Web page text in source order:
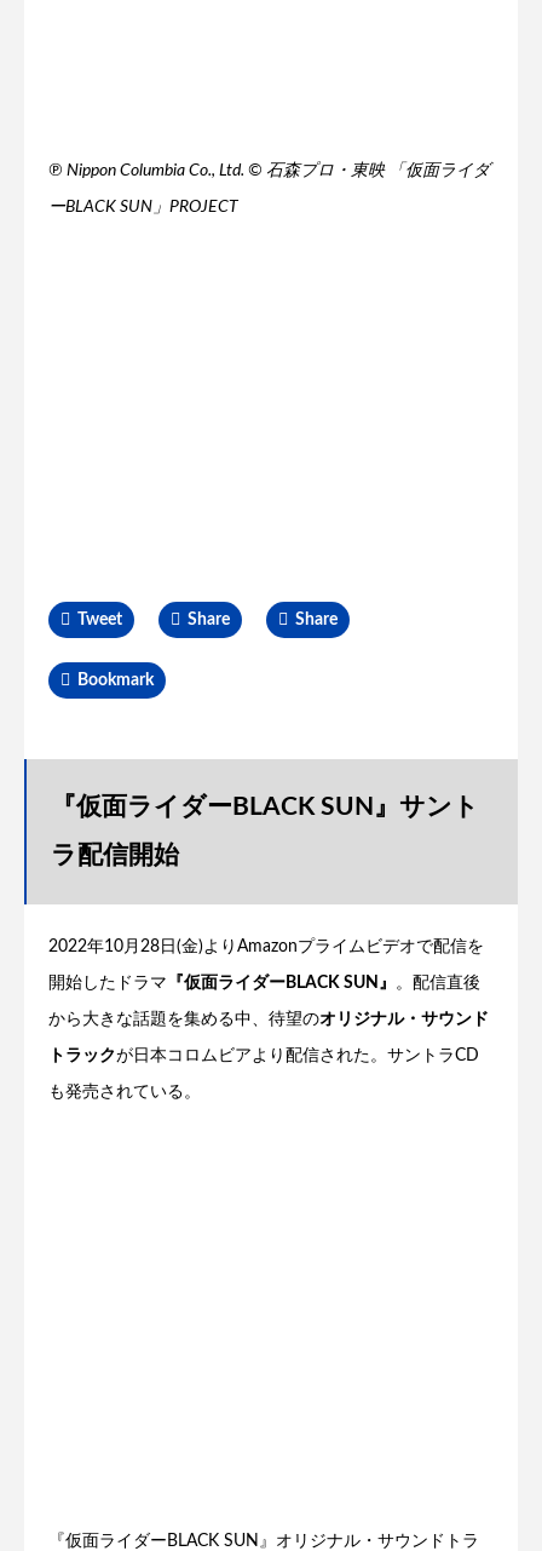
℗ Nippon Columbia Co., Ltd. © 石森プロ・東映 「仮面ライダ
ーBLACK SUN」PROJECT
Tweet Share Share
Bookmark
『仮面ライダーBLACK SUN』サント
ラ配信開始
2022年10月28日(金)よりAmazonプライムビデオで配信を
開始したドラマ 『仮面ライダーBLACK SUN』 。配信直後
から大きな話題を集める中、待望のオリジナル・サウンド
トラックが日本コロムビアより配信された。サントラCD
も発売されている。
『仮面ライダーBLACK SUN』オリジナル・サウンドトラ